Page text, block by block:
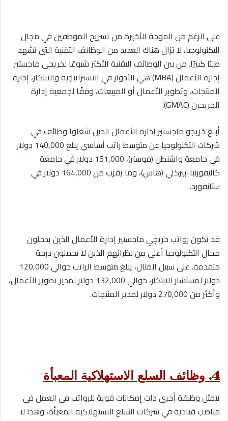
على الرغم من الموجة الأخيرة من تسريح الموظفين في مجال
التكنولوجيا، لا تزال هناك العديد من الوظائف التقنية التي تشهد
طلبًا كبيرًا. من بين الوظائف التقنية الأكثر شيوعًا لخريجي ماجستير
إدارة الأعمال (MBA) هي الأدوار في الاستراتيجية والابتكار، إدارة
المنتجات، وتطوير الأعمال أو المبيعات، وفقًا لجمعية إدارة
الخريجين (GMAC).
أبلغ خريجو ماجستير إدارة الأعمال الذين شغلوا وظائف في
شركات التكنولوجيا عن متوسط راتب أساسي يبلغ 140,000 دولار
في جامعة واشنطن (فوستر)، 151,000 دولار في جامعة
كاليفورنيا-بيركلي (هاس)، وما يقرب من 164,000 دولار في
ستانفورد.
قد تكون رواتب خريجي ماجستير إدارة الأعمال الذين يدخلون
مجال التكنولوجيا أعلى من نظرائهم الذين لا يحملون درجة
متقدمة. على سبيل المثال، يبلغ متوسط الراتب حوالي 120,000
دولار لمستشار الابتكار، حوالي 132,000 دولار لمدير تطوير الأعمال،
وأكثر من 270,000 دولار لمدير المنتجات.
4. وظائف السلع الاستهلاكية المعبأة
تتمثل وظيفة أخرى ذات إمكانات قوية للرواتب في العمل في
مناصب قيادية في شركات السلع الاستهلاكية المعبأة، وهذا لا